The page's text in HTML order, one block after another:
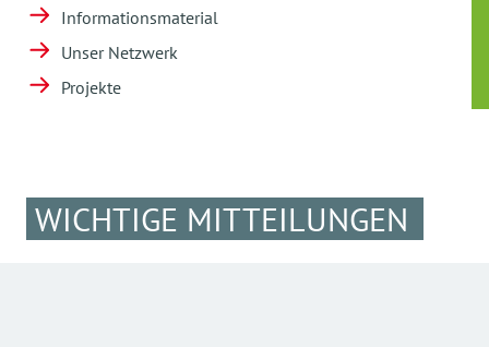
Informationsmaterial
Unser Netzwerk
Projekte
WICHTIGE MITTEILUNGEN